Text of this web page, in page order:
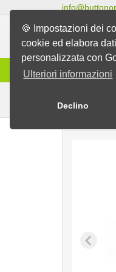
🍪 Impostazioni dei
cookie ed elabora
personalizzata con
Ulteriori informazioni
Declino
Spille